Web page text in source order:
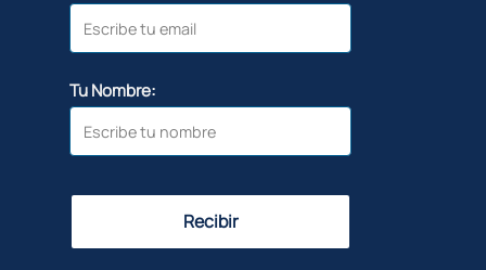
Tu Nombre:
Recibir